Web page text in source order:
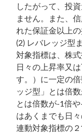
したがって、投
ません。また、
れた保証金以上
(2) レバレッジ型
対象指標は、株
日々の上昇率又
す。）に一定の
ッジ型」とは倍
とは倍数が-1倍
はあくまでも日
連動対象指標の